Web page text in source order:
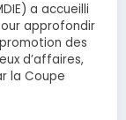
a accueilli
approfondir
des
d’affaires,
la Coupe